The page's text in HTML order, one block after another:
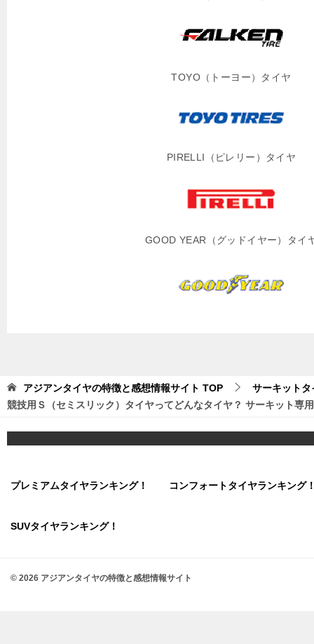
TOYO（トーヨー）タイヤ
PIRELLI（ピレリー）タイヤ
GOOD YEAR（グッドイヤー）タイ
アジアンタイヤの特徴と感想情報サイト TOP
サーキットタ
競技用Ｓ（セミスリック）タイヤってどんなタイヤ？ サーキット専
プレミアムタイヤランキング！ コンフォートタイヤランキング
SUVタイヤランキング！
© 2026 アジアンタイヤの特徴と感想情報サイト